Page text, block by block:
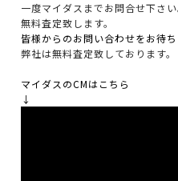
一度マイダスまでお問合せ下さい
無料査定致します。
皆様からのお問い合わせをお待
弊社は無料査定致しております。
マイダスのCMはこちら
↓